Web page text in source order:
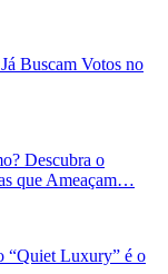
Buscam Votos no
Descubra o
que Ameaçam…
“Quiet Luxury” é o